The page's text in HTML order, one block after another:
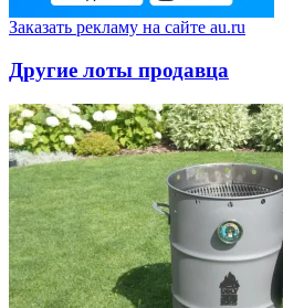
Заказать рекламу на сайте au.ru
Другие лоты продавца